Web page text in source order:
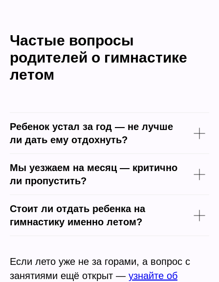
Частые вопросы
родителей о гимнастике
летом
Ребенок устал за год — не лучше
ли дать ему отдохнуть?
Мы уезжаем на месяц — критично
ли пропустить?
Стоит ли отдать ребенка на
гимнастику именно летом?
Если лето уже не за горами, а вопрос с
занятиями ещё открыт — узнайте об